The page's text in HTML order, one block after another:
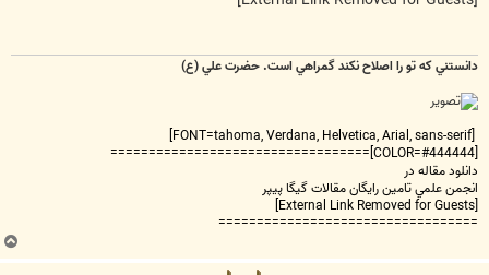
دانستني که تو را اصلاح نکند گمراهي است. حضرت علي (ع)
[FONT=tahoma, Verdana, Helvetica, Arial, sans-serif]
دانلود مقاله در
انجمن علمي تامين رايگان مقالات گيگا پيپر
==================================
ب
ا